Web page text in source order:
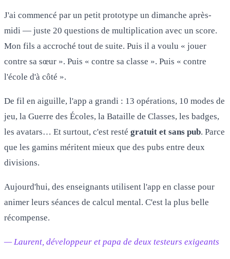
J'ai commencé par un petit prototype un dimanche après-
midi — juste 20 questions de multiplication avec un score.
Mon fils a accroché tout de suite. Puis il a voulu « jouer
contre sa sœur ». Puis « contre sa classe ». Puis « contre
l'école d'à côté ».
De fil en aiguille, l'app a grandi : 13 opérations, 10 modes de
jeu, la Guerre des Écoles, la Bataille de Classes, les badges,
les avatars… Et surtout, c'est resté gratuit et sans pub. Parce
que les gamins méritent mieux que des pubs entre deux
divisions.
Aujourd'hui, des enseignants utilisent l'app en classe pour
animer leurs séances de calcul mental. C'est la plus belle
récompense.
— Laurent, développeur et papa de deux testeurs exigeants